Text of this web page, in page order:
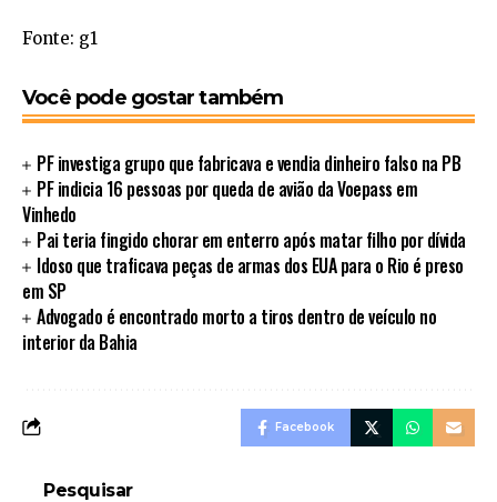
Fonte: g1
Você pode gostar também
PF investiga grupo que fabricava e vendia dinheiro falso na PB
PF indicia 16 pessoas por queda de avião da Voepass em
Vinhedo
Pai teria fingido chorar em enterro após matar filho por dívida
Idoso que traficava peças de armas dos EUA para o Rio é preso
em SP
Advogado é encontrado morto a tiros dentro de veículo no
interior da Bahia
Facebook
Pesquisar